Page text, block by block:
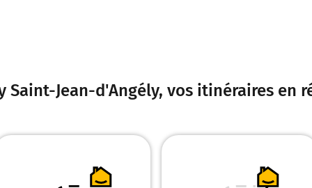
Saint-Jean-d'Angély, vos itinéraires en